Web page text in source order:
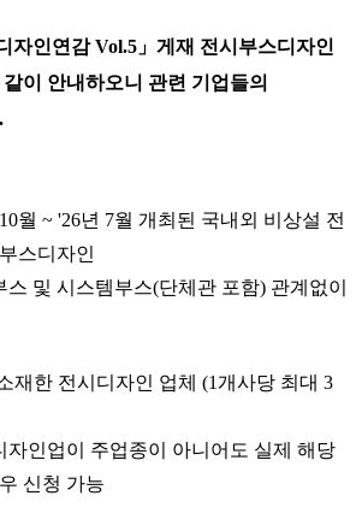
자인연감 Vol.5」게재 전시부스디자인
이 안내하오니 관련 기업들의
월 ~ '26년 7월 개최된 국내외 비상설 전
스디자인
스템부스(단체관 포함) 관계없이
재한 전시디자인 업체 (1개사당 최대 3
주업종이 아니어도 실제 해당
신청 가능